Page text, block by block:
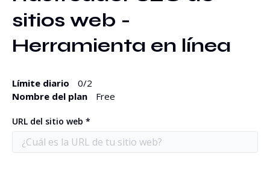
Iniciar sesión
sitios web -
Herramienta en línea
Límite diario 0/2
Nombre del plan
Free
URL del sitio web *